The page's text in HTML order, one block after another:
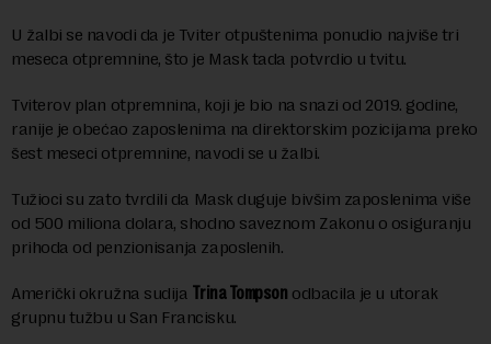
U žalbi se navodi da je Tviter otpuštenima ponudio najviše tri
meseca otpremnine, što je Mask tada potvrdio u tvitu.
Tviterov plan otpremnina, koji je bio na snazi od 2019. godine,
ranije je obećao zaposlenima na direktorskim pozicijama preko
šest meseci otpremnine, navodi se u žalbi.
Tužioci su zato tvrdili da Mask duguje bivšim zaposlenima više
od 500 miliona dolara, shodno saveznom Zakonu o osiguranju
prihoda od penzionisanja zaposlenih.
Američki okružna sudija Trina Tompson odbacila je u utorak
grupnu tužbu u San Francisku.